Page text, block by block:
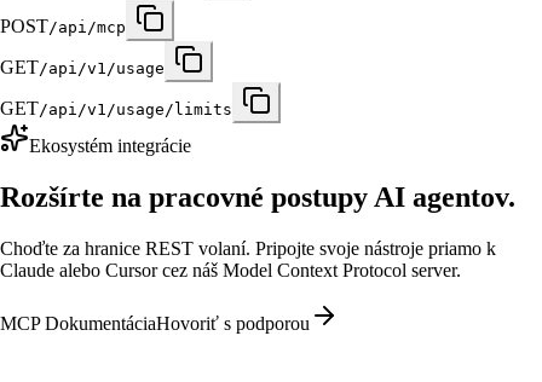
POST/api/mcp
GET/api/v1/usage
GET/api/v1/usage/limits
Ekosystém integrácie
Rozšírte na pracovné postupy AI agentov.
Choďte za hranice REST volaní. Pripojte svoje nástroje priamo k
Claude alebo Cursor cez náš Model Context Protocol server.
MCP DokumentáciaHovoriť s podporou